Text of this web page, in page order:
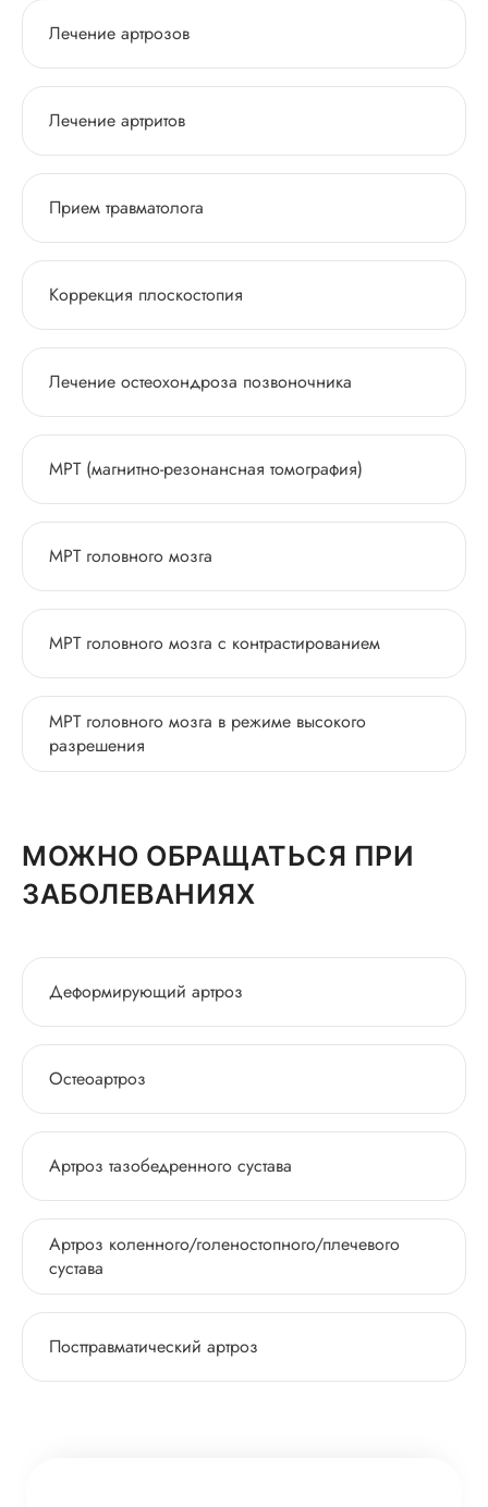
Лечение артрозов
Лечение артритов
Прием травматолога
Коррекция плоскостопия
Лечение остеохондроза позвоночника
МРТ (магнитно-резонансная томография)
МРТ головного мозга
МРТ головного мозга с контрастированием
МРТ головного мозга в режиме высокого
разрешения
МОЖНО ОБРАЩАТЬСЯ ПРИ
ЗАБОЛЕВАНИЯХ
Деформирующий артроз
Остеоартроз
Артроз тазобедренного сустава
Артроз коленного/голеностопного/плечевого
сустава
Посттравматический артроз